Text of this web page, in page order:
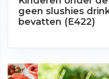
geen slushies
bevatten (E422)